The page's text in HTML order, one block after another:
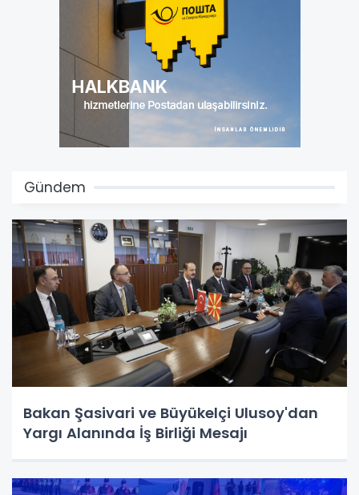
Gündem
Bakan Şasivari ve Büyükelçi Ulusoy'dan
Yargı Alanında İş Birliği Mesajı